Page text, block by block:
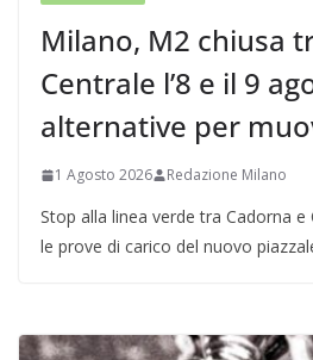
Milano, M2 chiusa
Centrale l’8 e il 9
alternative per
1 Agosto 2026 Redazione Milano
Stop alla linea verde tra Cadorna
le prove di carico del nuovo